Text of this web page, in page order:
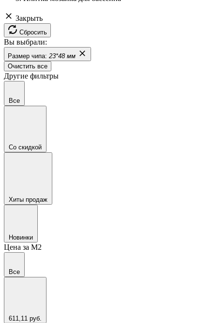
Закрыть
Сбросить
Вы выбрали:
Размер чипа: 23*48 мм
Очистить все
Другие фильтры
Все
Со скидкой
Хиты продаж
Новинки
Цена за М2
Все
611,11 руб.